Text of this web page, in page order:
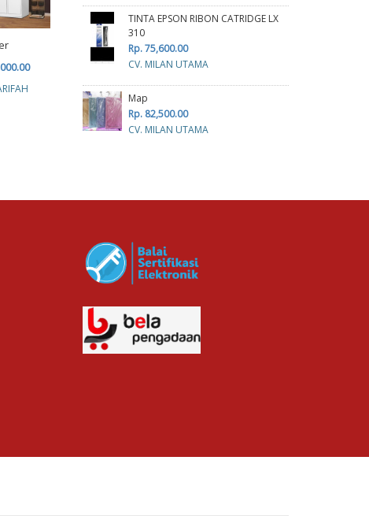
TINTA EPSON RIBON CATRIDGE LX
310
Rp. 75,600.00
CV. MILAN UTAMA
Map
Rp. 82,500.00
CV. MILAN UTAMA